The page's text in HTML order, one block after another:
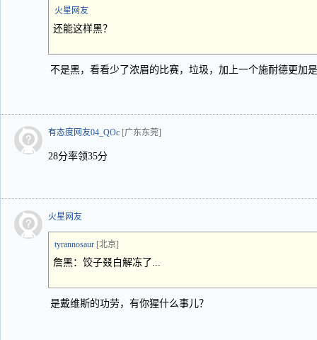
火星网友
还能这样黑？
不是黑，看看少了浓眉的比赛，垃圾，加上一个施耐德更加
有态度网友04_QOc [广东东莞]
28分率领35分
火星网友
tyrannosaur [北京]
詹黑：饺子叕白解冻了...
是戴维斯的功劳，有你猩什么事儿？